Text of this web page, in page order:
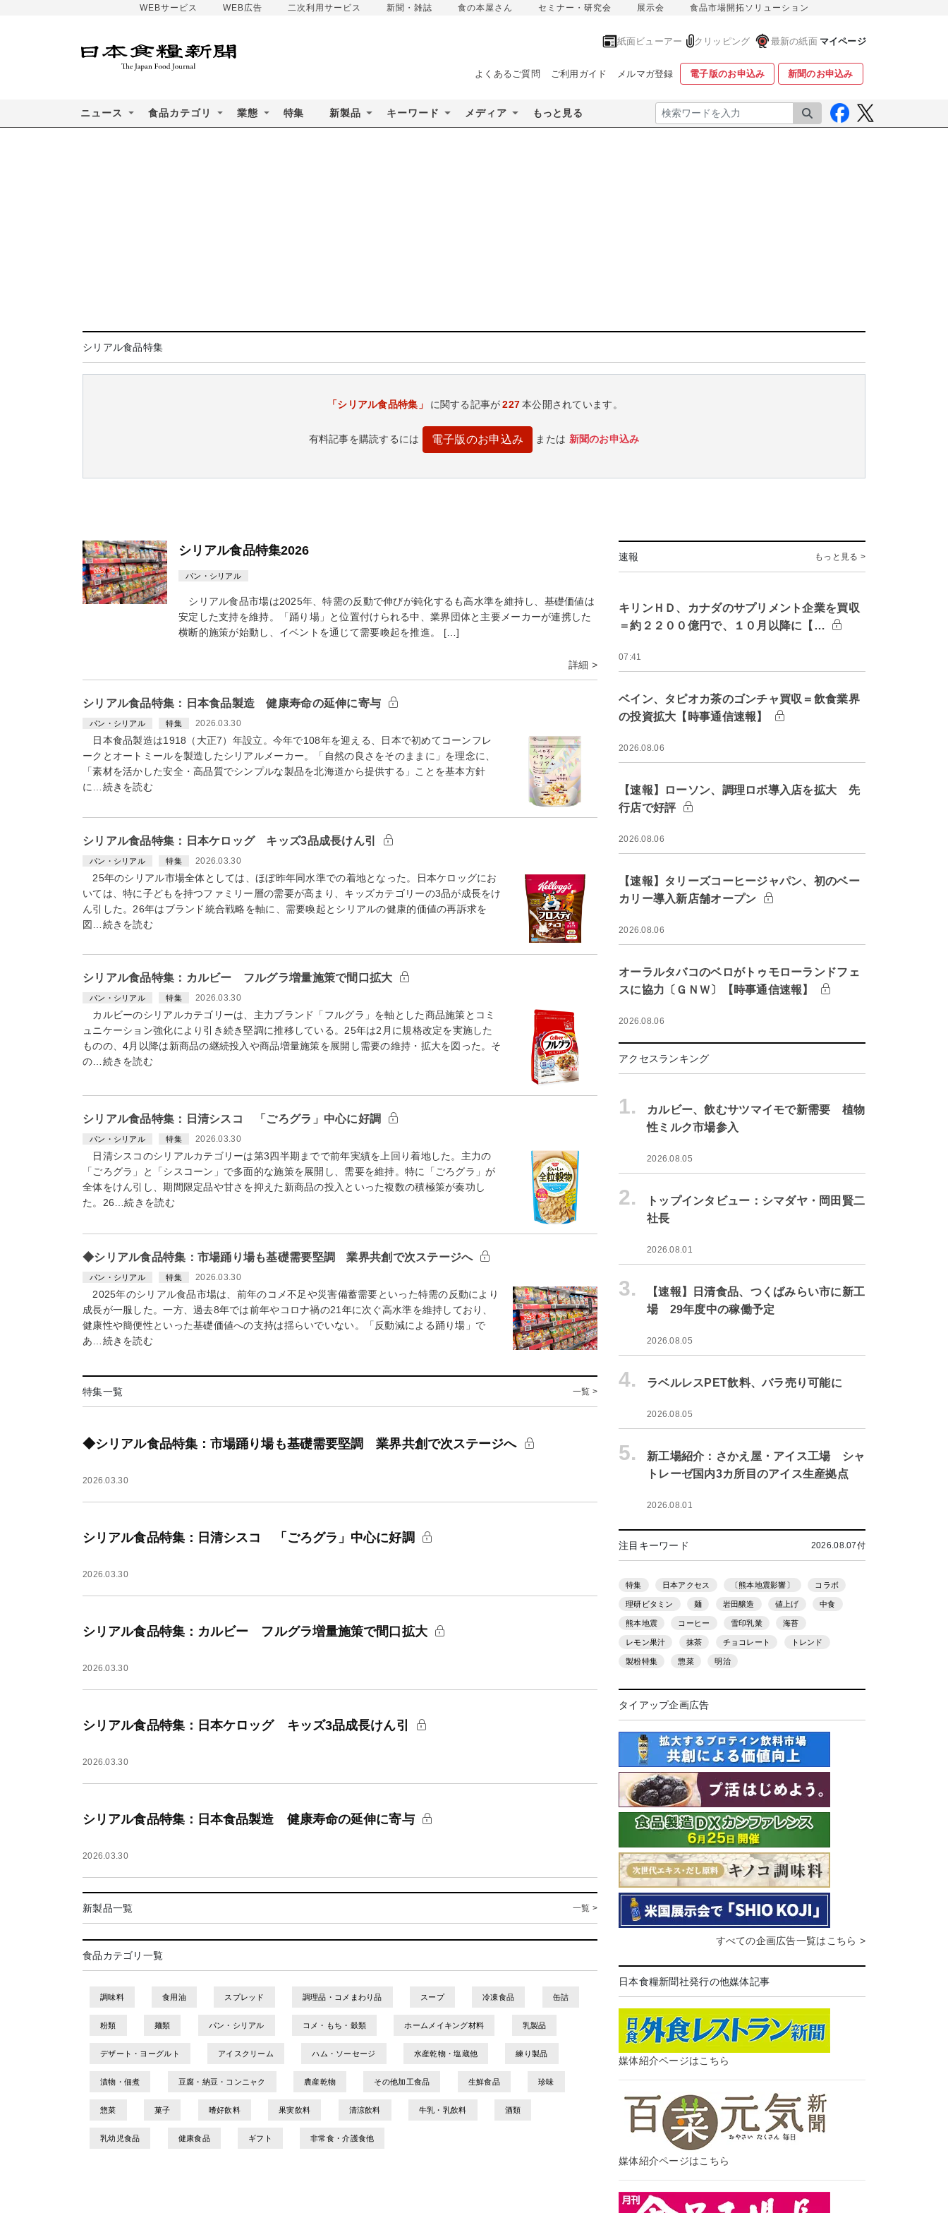
WEBサービス WEB広告 二次利用サービス 新聞・雑誌 食の本屋さん セミナー・研究会 展示会 食品市場開拓ソリューション
紙面ビューアー クリッピング 最新の紙面 マイページ
よくあるご質問 ご利用ガイド メルマガ登録 電子版のお申込み 新聞のお申込み
ニュース 食品カテゴリ 業態 特集 新製品 キーワード メディア もっと見る 検索
シリアル食品特集
「シリアル食品特集」 に関する記事が 227本公開されています。
有料記事を購読するには 電子版のお申込み または 新聞のお申込み
シリアル食品特集2026
パン・シリアル
シリアル食品市場は2025年、特需の反動で伸びが鈍化するも高水準を維持し、基礎価値は
安定した支持を維持。「踊り場」と位置付けられる中、業界団体と主要メーカーが連携した
横断的施策が始動し、イベントを通じて需要喚起を推進。 […]
詳細 >
シリアル食品特集：日本食品製造 健康寿命の延伸に寄与
パン・シリアル 特集 2026.03.30
日本食品製造は1918（大正7）年設立。今年で108年を迎える、日本で初めてコーンフレ
ークとオートミールを製造したシリアルメーカー。「自然の良さをそのままに」を理念に、
「素材を活かした安全・高品質でシンプルな製品を北海道から提供する」ことを基本方針
に…続きを読む
シリアル食品特集：日本ケロッグ キッズ3品成長けん引
パン・シリアル 特集 2026.03.30
25年のシリアル市場全体としては、ほぼ昨年同水準での着地となった。日本ケロッグにお
いては、特に子どもを持つファミリー層の需要が高まり、キッズカテゴリーの3品が成長をけ
ん引した。26年はブランド統合戦略を軸に、需要喚起とシリアルの健康的価値の再訴求を
図…続きを読む
シリアル食品特集：カルビー フルグラ増量施策で間口拡大
パン・シリアル 特集 2026.03.30
カルビーのシリアルカテゴリーは、主力ブランド「フルグラ」を軸とした商品施策とコミ
ュニケーション強化により引き続き堅調に推移している。25年は2月に規格改定を実施した
ものの、4月以降は新商品の継続投入や商品増量施策を展開し需要の維持・拡大を図った。そ
の…続きを読む
シリアル食品特集：日清シスコ 「ごろグラ」中心に好調
パン・シリアル 特集 2026.03.30
日清シスコのシリアルカテゴリーは第3四半期までで前年実績を上回り着地した。主力の
「ごろグラ」と「シスコーン」で多面的な施策を展開し、需要を維持。特に「ごろグラ」が
全体をけん引し、期間限定品や甘さを抑えた新商品の投入といった複数の積極策が奏功し
た。26…続きを読む
◆シリアル食品特集：市場踊り場も基礎需要堅調 業界共創で次ステージへ
パン・シリアル 特集 2026.03.30
2025年のシリアル食品市場は、前年のコメ不足や災害備蓄需要といった特需の反動により
成長が一服した。一方、過去8年では前年やコロナ禍の21年に次ぐ高水準を維持しており、
健康性や簡便性といった基礎価値への支持は揺らいでいない。「反動減による踊り場」で
あ…続きを読む
特集一覧 一覧 >
◆シリアル食品特集：市場踊り場も基礎需要堅調 業界共創で次ステージへ
2026.03.30
シリアル食品特集：日清シスコ 「ごろグラ」中心に好調
2026.03.30
シリアル食品特集：カルビー フルグラ増量施策で間口拡大
2026.03.30
シリアル食品特集：日本ケロッグ キッズ3品成長けん引
2026.03.30
シリアル食品特集：日本食品製造 健康寿命の延伸に寄与
2026.03.30
新製品一覧 一覧 >
食品カテゴリ一覧
調味料 食用油 スプレッド 調理品・コメまわり品 スープ 冷凍食品 缶詰
粉類 麺類 パン・シリアル コメ・もち・穀類 ホームメイキング材料 乳製品
デザート・ヨーグルト アイスクリーム ハム・ソーセージ 水産乾物・塩蔵他 練り製品
漬物・佃煮 豆腐・納豆・コンニャク 農産乾物 その他加工食品 生鮮食品 珍味
惣菜 菓子 嗜好飲料 果実飲料 清涼飲料 牛乳・乳飲料 酒類
乳幼児食品 健康食品 ギフト 非常食・介護食他
速報 もっと見る >
キリンＨＤ、カナダのサプリメント企業を買収
＝約２２００億円で、１０月以降に【…
07:41
ベイン、タピオカ茶のゴンチャ買収＝飲食業界
の投資拡大【時事通信速報】
2026.08.06
【速報】ローソン、調理ロボ導入店を拡大 先
行店で好評
2026.08.06
【速報】タリーズコーヒージャパン、初のベー
カリー導入新店舗オープン
2026.08.06
オーラルタバコのベロがトゥモローランドフェ
スに協力〔ＧＮＷ〕【時事通信速報】
2026.08.06
アクセスランキング
1.
カルビー、飲むサツマイモで新需要 植物
性ミルク市場参入
2026.08.05
2.
トップインタビュー：シマダヤ・岡田賢二
社長
2026.08.01
3.
【速報】日清食品、つくばみらい市に新工
場 29年度中の稼働予定
2026.08.05
4. ラベルレスPET飲料、バラ売り可能に
2026.08.05
5.
新工場紹介：さかえ屋・アイス工場 シャ
トレーゼ国内3カ所目のアイス生産拠点
2026.08.01
注目キーワード 2026.08.07付
特集 日本アクセス 〔熊本地震影響〕 コラボ
理研ビタミン 麺 岩田醸造 値上げ 中食
熊本地震 コーヒー 雪印乳業 海苔
レモン果汁 抹茶 チョコレート トレンド
製粉特集 惣菜 明治
タイアップ企画広告
すべての企画広告一覧はこちら >
日本食糧新聞社発行の他媒体記事
媒体紹介ページはこちら
媒体紹介ページはこちら